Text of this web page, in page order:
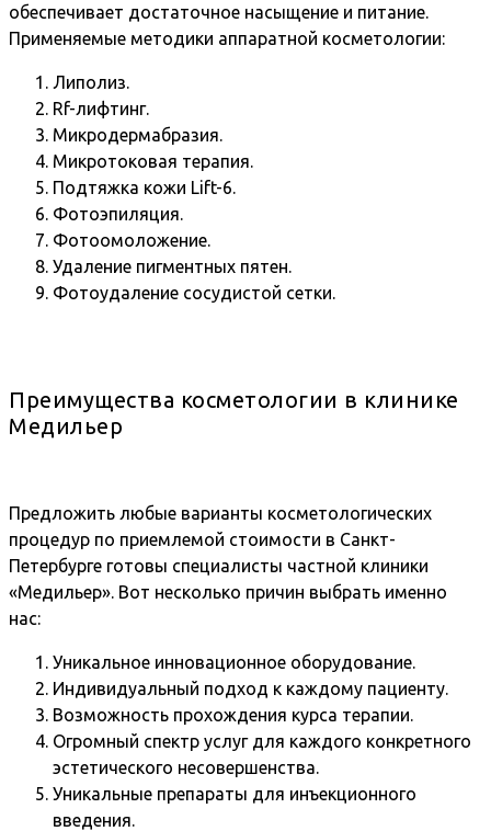
обеспечивает достаточное насыщение и питание.
Применяемые методики аппаратной косметологии:
Липолиз.
Rf-лифтинг.
Микродермабразия.
Микротоковая терапия.
Подтяжка кожи Lift-6.
Фотоэпиляция.
Фотоомоложение.
Удаление пигментных пятен.
Фотоудаление сосудистой сетки.
Преимущества косметологии в клинике
Медильер
Предложить любые варианты косметологических
процедур по приемлемой стоимости в Санкт-
Петербурге готовы специалисты частной клиники
«Медильер». Вот несколько причин выбрать именно
нас:
Уникальное инновационное оборудование.
Индивидуальный подход к каждому пациенту.
Возможность прохождения курса терапии.
Огромный спектр услуг для каждого конкретного
эстетического несовершенства.
Уникальные препараты для инъекционного
введения.